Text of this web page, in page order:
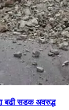
बढी सडक अवरुद्ध